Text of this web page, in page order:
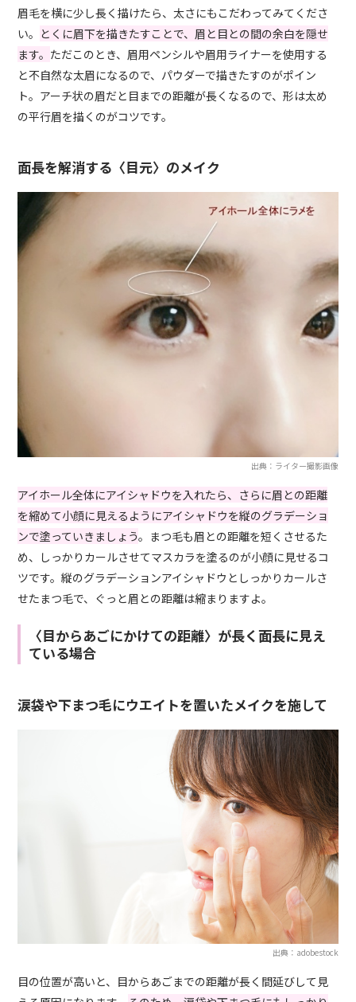
眉毛を横に少し長く描けたら、太さにもこだわってみてくださ
い。 とくに眉下を描きたすことで、眉と目との間の余白を隠せ
ます。 ただこのとき、眉用ペンシルや眉用ライナーを使用する
と不自然な太眉になるので、パウダーで描きたすのがポイン
ト。アーチ状の眉だと目までの距離が長くなるので、形は太め
の平行眉を描くのがコツです。
面長を解消する〈目元〉のメイク
出典：ライター撮影画像
アイホール全体にアイシャドウを入れたら、さらに眉との距離
を縮めて小顔に見えるようにアイシャドウを縦のグラデーショ
ンで塗っていきましょう。まつ毛も眉との距離を短くさせるた
め、しっかりカールさせてマスカラを塗るのが小顔に見せるコ
ツです。縦のグラデーションアイシャドウとしっかりカールさ
せたまつ毛で、ぐっと眉との距離は縮まりますよ。
〈目からあごにかけての距離〉が長く面長に見え
ている場合
涙袋や下まつ毛にウエイトを置いたメイクを施して
出典：adobestock
目の位置が高いと、目からあごまでの距離が長く間延びして見